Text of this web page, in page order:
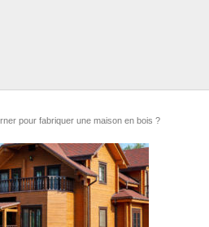
pour fabriquer une maison en bois ?